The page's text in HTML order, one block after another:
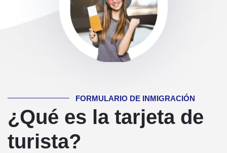
FORMULARIO DE INMIGRACIÓN
¿Qué es la tarjeta de
turista?